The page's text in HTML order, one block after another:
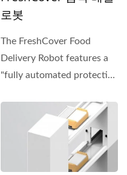
로봇
The FreshCover Food
Delivery Robot features a
"fully automated protective